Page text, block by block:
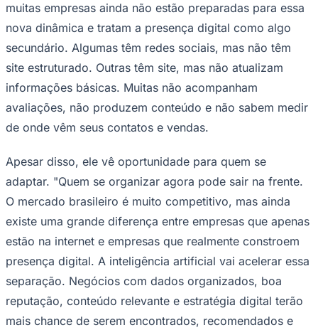
Flamengo
muitas empresas ainda não estão preparadas para essa
nova dinâmica e tratam a presença digital como algo
secundário. Algumas têm redes sociais, mas não têm
site estruturado. Outras têm site, mas não atualizam
informações básicas. Muitas não acompanham
avaliações, não produzem conteúdo e não sabem medir
de onde vêm seus contatos e vendas.
Apesar disso, ele vê oportunidade para quem se
adaptar. "Quem se organizar agora pode sair na frente.
O mercado brasileiro é muito competitivo, mas ainda
existe uma grande diferença entre empresas que apenas
estão na internet e empresas que realmente constroem
presença digital. A inteligência artificial vai acelerar essa
separação. Negócios com dados organizados, boa
reputação, conteúdo relevante e estratégia digital terão
mais chance de serem encontrados, recomendados e